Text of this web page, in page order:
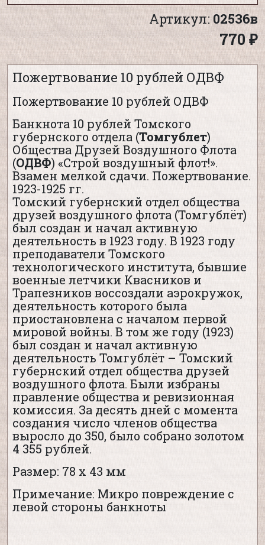
Артикул:02536в
770 ₽
Пожертвование 10 рублей ОДВФ
Пожертвование 10 рублей ОДВФ
Банкнота 10 рублей Томского
губернского отдела (Томгублет)
Общества Друзей Воздушного Флота
(ОДВФ) «Строй воздушный флот!».
Взамен мелкой сдачи. Пожертвование.
1923-1925 гг.
Томский губернский отдел общества
друзей воздушного флота (Томгублёт)
был создан и начал активную
деятельность в 1923 году. В 1923 году
преподаватели Томского
технологического института, бывшие
военные летчики Квасников и
Трапезников воссоздали аэрокружок,
деятельность которого была
приостановлена с началом первой
мировой войны. В том же году (1923)
был создан и начал активную
деятельность Томгублёт – Томский
губернский отдел общества друзей
воздушного флота. Были избраны
правление общества и ревизионная
комиссия. За десять дней с момента
создания число членов общества
выросло до 350, было собрано золотом
4 355 рублей.
Размер: 78 х 43 мм
Примечание: Микро повреждение с
левой стороны банкноты